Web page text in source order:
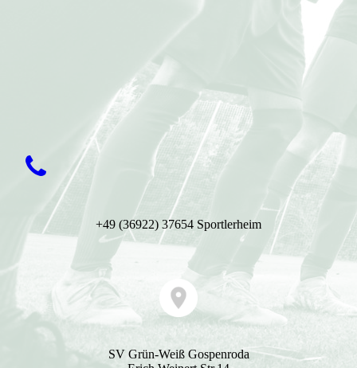
+49 (36922) 37654 Sportlerheim
SV Grün-Weiß Gospenroda